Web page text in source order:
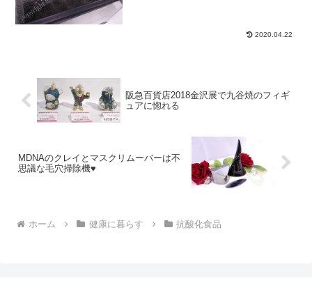
2020.04.22
阪急百貨店2018金沢展で九谷焼のフィギ
ュアに惚れる
MDNAのクレイとマスクリムーバーは不
思議な毛穴掃除機♥
ホーム 健康に暮らす 抗酸化食品